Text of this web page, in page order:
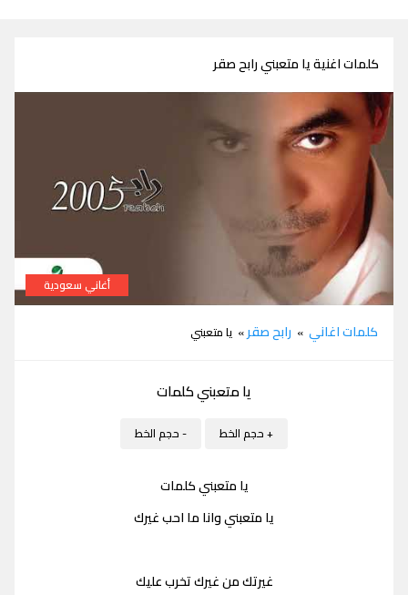
كلمات اغنية يا متعبني رابح صقر
أغاني سعودية
كلمات اغاني » رابح صقر» يا متعبني
يا متعبني كلمات
+ حجم الخط - حجم الخط
يا متعبني كلمات
يا متعبني وانا ما احب غيرك
غيرتك من غيرك تخرب عليك